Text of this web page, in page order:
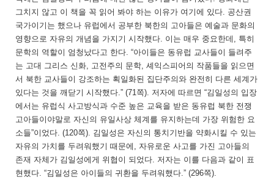
그치지 않고 이 책을 꼭 읽어 봐야 하는 이유가 여기에 있다. 공산권
국가이기는 했으나 유럽에서 공부한 북한의 고아들은 예술과 문화의
영향으로 자유의 개념을 가지기 시작했다. 이는 매우 중요한데, 특히
문학의 역할이 엄청났다고 한다. “아이들은 동유럽 교사들이 들려주
는 고대 그리스 신화, 고전주의 문학, 셰익스피어의 작품들을 읽으면
서 북한 교사들이 강조하는 획일화된 집단주의와 완전히 다른 세계가
있다는 것을 깨닫기 시작했다.” (71쪽). 저자에 따르면 “김일성의 입장
에서는 유럽식 사고방식과 수준 높은 교육을 받은 동유럽 북한 전쟁
고아들이야말로 자신의 유일사상 체계를 유지하는데 가장 위험한 요
소들”이었다. (120쪽). 김일성은 자신의 통치기반을 약화시킬 수 있는
자유의 가치를 두려워했기 때문에, 자유로운 사고를 가진 고아들의
존재 자체가 김일성에게 위협이 되었다. 저자는 이를 다음과 같이 표
현했다. “김일성은 아이들의 귀환을 두려워했다.” (296쪽).